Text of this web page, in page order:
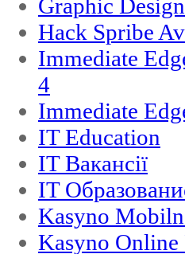
Graphic Design
Hack Spribe
Immediate
4
Immediate
IT Education
IT Вакансії
IT
Kasyno
Kasyno Online